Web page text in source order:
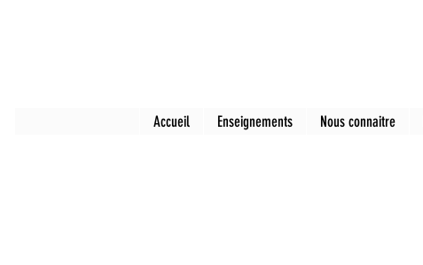
Accueil Enseignements Nous connaitre